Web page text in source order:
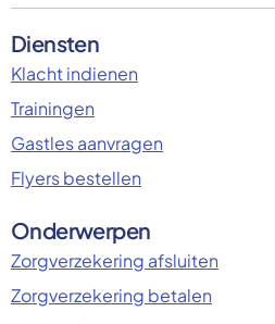
Diensten
Klacht indienen
Trainingen
Gastles aanvragen
Flyers bestellen
Onderwerpen
Zorgverzekering afsluiten
Zorgverzekering betalen